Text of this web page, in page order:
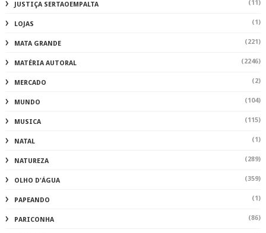
JUSTIÇA SERTAOEMPALTA (11)
LOJAS (1)
MATA GRANDE (221)
MATÉRIA AUTORAL (2246)
MERCADO (2)
MUNDO (104)
MUSICA (115)
NATAL (1)
NATUREZA (289)
OLHO D'ÁGUA (359)
PAPEANDO (1)
PARICONHA (86)